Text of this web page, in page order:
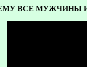
ВСЕ МУЖЧИНЫ